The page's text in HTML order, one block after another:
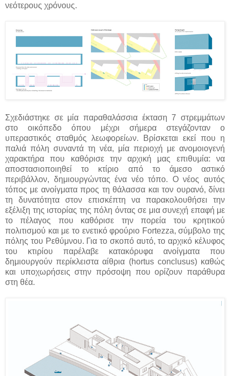
νεότερους χρόνους.
Σχεδιάστηκε σε μία παραθαλάσσια έκταση 7 στρεμμάτων
στο οικόπεδο όπου μέχρι σήμερα στεγάζονταν ο
υπεραστικός σταθμός λεωφορείων. Βρίσκεται εκεί που η
παλιά πόλη συναντά τη νέα, μία περιοχή με ανομοιογενή
χαρακτήρα που καθόρισε την αρχική μας επιθυμία: να
αποστασιοποιηθεί το κτίριο από το άμεσο αστικό
περιβάλλον, δημιουργώντας ένα νέο τόπο. Ο νέος αυτός
τόπος με ανοίγματα προς τη θάλασσα και τον ουρανό, δίνει
τη δυνατότητα στον επισκέπτη να παρακολουθήσει την
εξέλιξη της ιστορίας της πόλη όντας σε μια συνεχή επαφή με
το πέλαγος που καθόρισε την πορεία του κρητικού
πολιτισμού και με το ενετικό φρούριο Fortezza, σύμβολο της
πόλης του Ρεθύμνου. Για το σκοπό αυτό, το αρχικό κέλυφος
του κτιρίου παρέλαβε κατακόρυφα ανοίγματα που
δημιουργούν περίκλειστα αίθρια (hortus conclusus) καθώς
και υποχωρήσεις στην πρόσοψη που ορίζουν παράθυρα
στη θέα.